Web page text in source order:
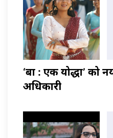
‘बा : एक योद्धा’ को
अधिकारी